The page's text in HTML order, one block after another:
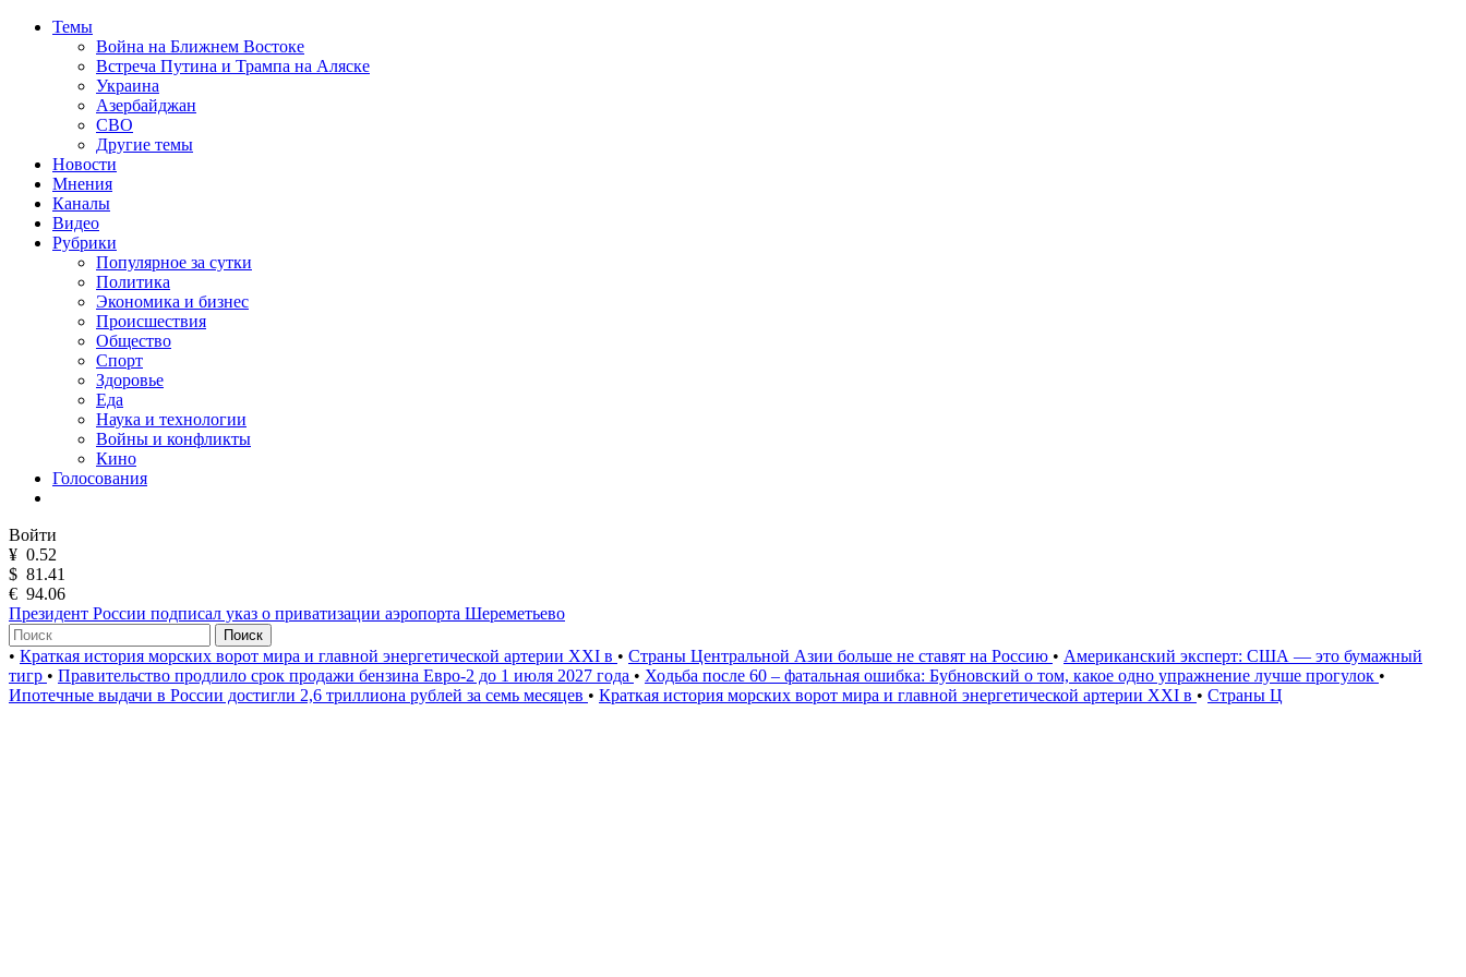
Темы
Война на Ближнем Востоке
Встреча Путина и Трампа на Аляске
Украина
Азербайджан
СВО
Другие темы
Новости
Мнения
Каналы
Видео
Рубрики
Популярное за сутки
Политика
Экономика и бизнес
Происшествия
Общество
Спорт
Здоровье
Еда
Наука и технологии
Войны и конфликты
Кино
Голосования
Войти
¥ 0.52
$ 81.41
€ 94.06
Президент России подписал указ о приватизации аэропорта Шереметьево
Поиск
• Краткая история морских ворот мира и главной энергетической артерии XXI в • Страны Центральной Азии больше не ставят на Россию • Американский эксперт: США — это бумажный
тигр • Правительство продлило срок продажи бензина Евро-2 до 1 июля 2027 года • Ходьба после 60 – фатальная ошибка: Бубновский о том, какое одно упражнение лучше прогулок •
Ипотечные выдачи в России достигли 2,6 триллиона рублей за семь месяцев • Краткая история морских ворот мира и главной энергетической артерии XXI в • Страны Ц